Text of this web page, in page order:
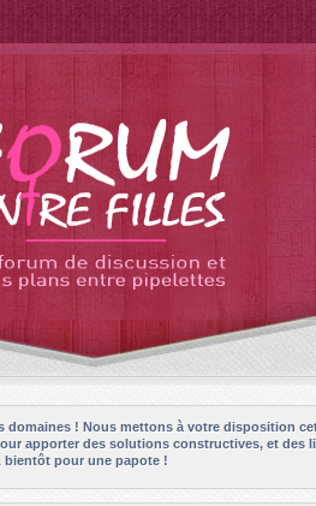
! Nous mettons à votre disposition
apporter des solutions constructives, et des
bientôt pour une papote !